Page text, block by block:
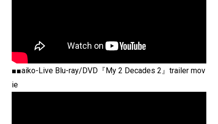
■■aiko-Live Blu-ray/DVD『My 2 Decades 2』trailer mov
ie